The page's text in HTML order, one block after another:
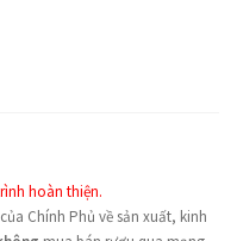
hoàn thiện.
Chính Phủ về sản xuất, kinh